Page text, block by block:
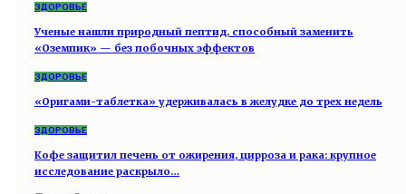
ЗДОРОВЬЕ
Ученые нашли природный пептид, способный заменить
«Оземпик» — без побочных эффектов
ЗДОРОВЬЕ
«Оригами-таблетка» удерживалась в желудке до трех недель
ЗДОРОВЬЕ
Кофе защитил печень от ожирения, цирроза и рака: крупное
исследование раскрыло…